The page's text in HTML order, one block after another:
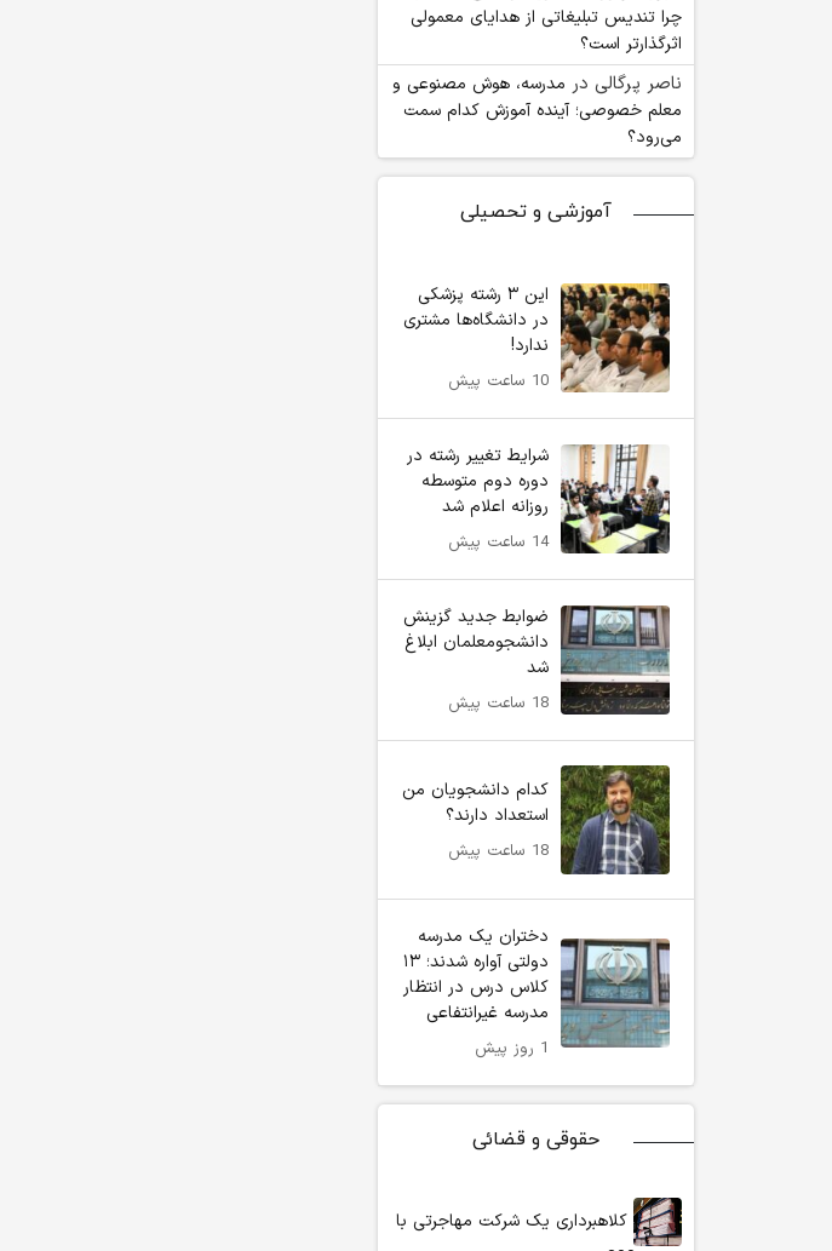
چرا تندیس تبلیغاتی از هدایای معمولی
اثرگذارتر است؟
ناصر پرگالی در مدرسه، هوش مصنوعی و
معلم خصوصی؛ آینده آموزش کدام سمت
می‌رود؟
آموزشی و تحصیلی
این ۳ رشته پزشکی
در دانشگاه‌ها مشتری
ندارد!
10 ساعت پیش
شرایط تغییر رشته در
دوره دوم متوسطه
روزانه اعلام شد
14 ساعت پیش
ضوابط جدید گزینش
دانشجومعلمان ابلاغ
شد
18 ساعت پیش
کدام دانشجویان من
استعداد دارند؟
18 ساعت پیش
دختران یک مدرسه
دولتی آواره شدند؛ ۱۳
کلاس درس در انتظار
مدرسه غیرانتفاعی
1 روز پیش
حقوقی و قضائی
کلاهبرداری یک شرکت مهاجرتی با